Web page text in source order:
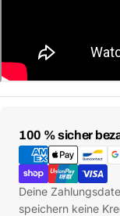
100 % sicher
Zahlungsmethoden
Deine
speichern keine